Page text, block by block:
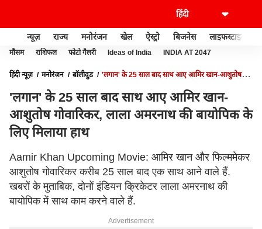
न्यूज़ राज्य मनोरंजन खेल ऐस्ट्रो बिजनेस लाइफस्टाइल
मौसम राशिफल फोटो गैलरी Ideas of India INDIA AT 2047
हिंदी न्यूज़ मनोरंजन बॉलीवुड
'लगान' के 25 साल बाद साथ आए आमिर खान-आशुतोष
'लगान' के 25 साल बाद साथ आए आमिर खान-
आशुतोष गोवारिकर, लाला अमरनाथ की बायोपिक के
लिए मिलाया हाथ
Aamir Khan Upcoming Movie: आमिर खान और फिल्ममेकर
आशुतोष गोवारिकर करीब 25 साल बाद एक साथ आने वाले हैं.
खबरों के मुताबिक, दोनों इंडियन क्रिकेटर लाला अमरनाथ की
बायोपिक में साथ काम करने वाले हैं.
Advertisement